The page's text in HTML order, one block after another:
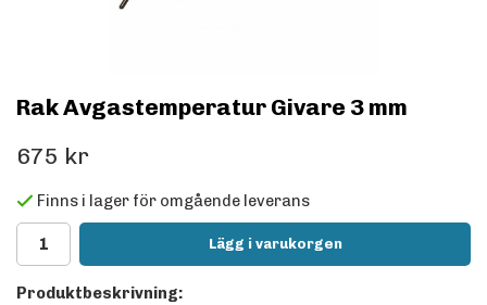
Rak Avgastemperatur Givare 3 mm
675 kr
Finns i lager för omgående leverans
Lägg i varukorgen
Produktbeskrivning: